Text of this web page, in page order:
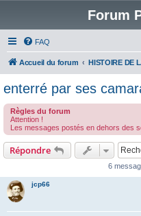
Forum
FAQ
Accueil du forum
enterré par ses
Règles du forum
Attention !
Les messages postés en dehors des
Répondre
6
jcp66